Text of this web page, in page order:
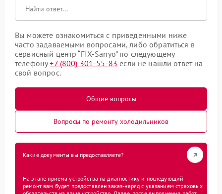
Вы можете ознакомиться с приведенными ниже
часто задаваемыми вопросами, либо обратиться в
сервисный центр “FIX-Sanyo” по следующему
телефону+7 (800) 301-55-83 если не нашли ответ на
свой вопрос.
Общие вопросы
Вопросы по ремонту холодильников
Какие документы вы предоставляете?
На этапе приема устройства на диагностику и последующий
ремонт вам будет предоставлен заказ-наряд с указанием страховых